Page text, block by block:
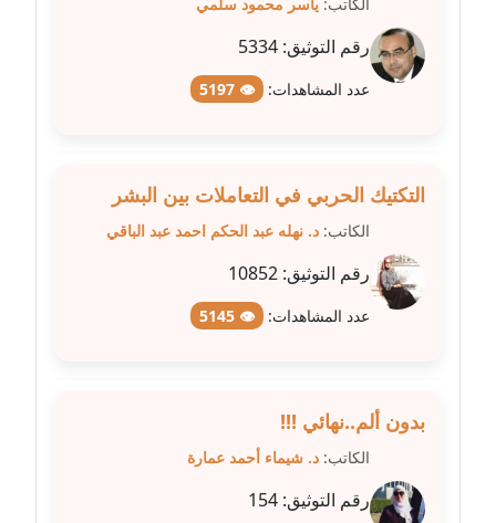
مدونة عطا الله حسب الله
عاملة
مدونة علا ابو السعادات
عاملة
مدونة علا الأزوك
مدونة علاء سرحان
عاملة
مدونة علي الصادق
رقم التوثيق: 5334
عدد المشاهدات: 👁 5197
التكتيك الحربي في التعاملات بين البشر
الكاتب: د. نهله عبد الحكم احمد عبد الباقي
رقم التوثيق: 10852
عدد المشاهدات: 👁 5145
بدون ألم..نهائي !!!
الكاتب: د. شيماء أحمد عمارة
رقم التوثيق: 154